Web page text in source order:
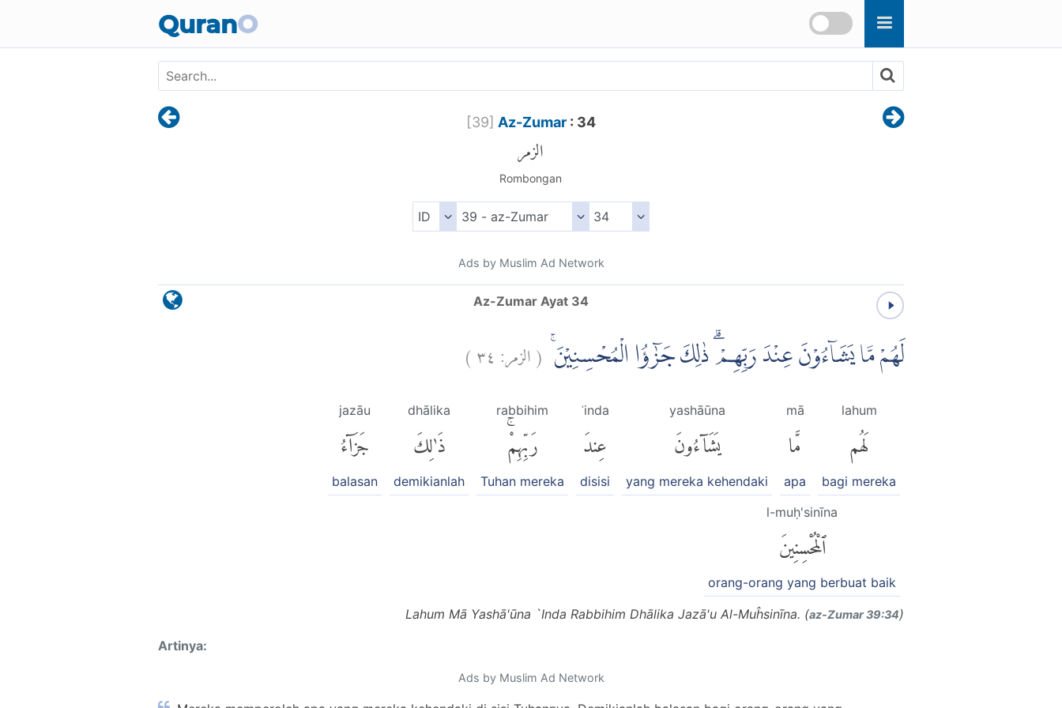
QuranO
[39] Az-Zumar: 34
الزمر
Rombongan
Ads by Muslim Ad Network
Az-Zumar Ayat 34
لَهُمْ مَّا يَشَاۤءُوْنَ عِنْدَ رَبِّهِمْ ۗ ذٰلِكَ جَزٰۤؤُا الْمُحْسِنِيْنَۚ (الزمر: ٣٤)
lahum
لَهُم
bagi mereka
mā
مَّا
apa
yashāūna
يَشَآءُونَ
yang mereka kehendaki
ʿinda
عِندَ
disisi
rabbihim
رَبِّهِمْۚ
Tuhan mereka
dhālika
ذَٰلِكَ
demikianlah
jazāu
جَزَآءُ
balasan
l-muḥ'sinīna
ٱلْمُحْسِنِينَ
orang-orang yang berbuat baik
Lahum Mā Yashā'ūna `Inda Rabbihim Dhālika Jazā'u Al-Muĥsinīna. (az-Zumar 39:34)
Artinya:
Ads by Muslim Ad Network